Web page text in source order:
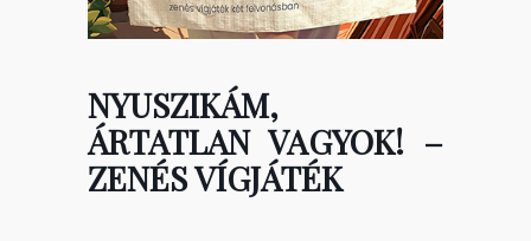
NYUSZIKÁM,
ÁRTATLAN VAGYOK! –
ZENÉS VÍGJÁTÉK